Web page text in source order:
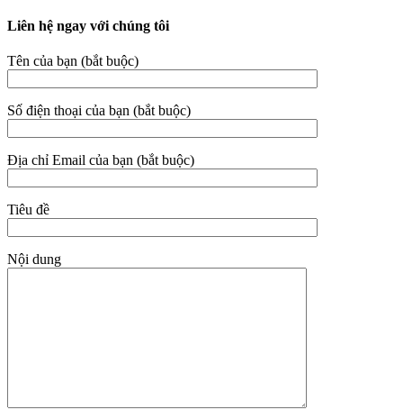
Liên hệ ngay với chúng tôi
Tên của bạn (bắt buộc)
Số điện thoại của bạn (bắt buộc)
Địa chỉ Email của bạn (bắt buộc)
Tiêu đề
Nội dung